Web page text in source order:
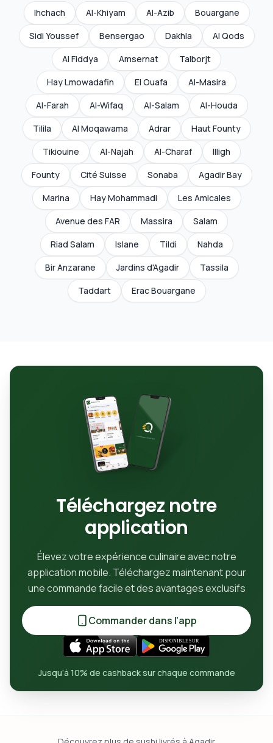
Ihchach Al-Khiyam Al-Azib
Bouargane
Sidi Youssef
Bensergao Dakhla
Al Qods
Al Fiddya
Amsernat
Talborjt
Hay Lmowadafin
El Ouafa
Al-Masira
Al-Farah
Al-Wifaq Al-Salam
Al-Houda
Tilila
Al Moqawama Adrar
Haut Founty
Tikiouine
Al-Najah Al-Charaf
Illigh
Founty
Cité Suisse Sonaba
Agadir Bay
Marina
Hay Mohammadi
Les Amicales
Avenue des FAR
Massira
Salam
Riad Salam
Islane Tildi
Nahda
Bir Anzarane
Jardins d'Agadir
Tassila
Taddart
Erac Bouargane
Téléchargez notre
application
Élevez votre expérience culinaire avec notre
application mobile. Téléchargez maintenant pour
une commande facile et des avantages exclusifs
Commander dans l'app
Jusqu’à 10% de cashback sur chaque commande